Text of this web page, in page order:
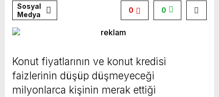
Sosyal
Medya
0
0
Konut fiyatlarının ve konut kredisi
faizlerinin düşüp düşmeyeceği
milyonlarca kişinin merak ettiği